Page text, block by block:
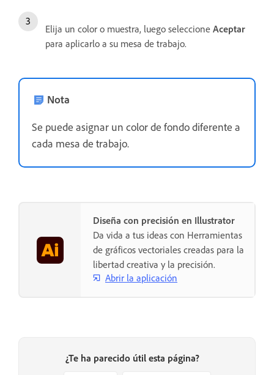
Elija un color o muestra, luego seleccione Aceptar
para aplicarlo a su mesa de trabajo.
Nota
Se puede asignar un color de fondo diferente a
cada mesa de trabajo.
Diseña con precisión en Illustrator
Da vida a tus ideas con Herramientas
de gráficos vectoriales creadas para la
libertad creativa y la precisión.
Abrir la aplicación
¿Te ha parecido útil esta página?